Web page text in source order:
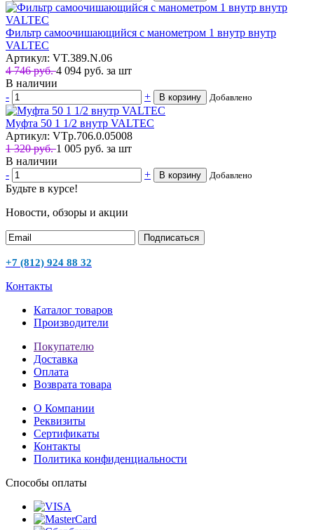
Фильтр самоочишающийся с манометром 1 внутр внутр
VALTEC
Артикул: VT.389.N.06
4 746 руб.4 094 руб. за шт
В наличии
-
+ В корзину Добавлено
Муфта 50 1 1/2 внутр VALTEC
Артикул: VTp.706.0.05008
1 320 руб.1 005 руб. за шт
В наличии
-
+ В корзину Добавлено
Будьте в курсе!
Новости, обзоры и акции
Подписаться
+7 (812) 924 88 32
Контакты
Каталог товаров
Производители
Покупателю
Доставка
Оплата
Возврата товара
О Компании
Реквизиты
Сертификаты
Контакты
Политика конфиденциальности
Способы оплаты